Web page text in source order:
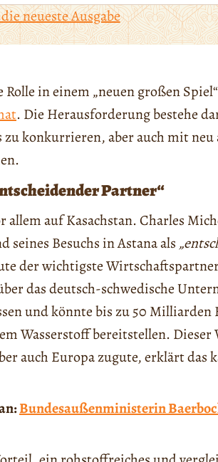
neueste Ausgabe
in einem „neuen großen
. Die Herausforderung bestehe
zu konkurrieren, aber auch mit
Partner“
allem auf Kasachstan. Charles
seines Besuchs in Astana als
der wichtigste
das deutsch-schwedische
und könnte bis zu 50
Wasserstoff bereitstellen. Dieser
auch Europa zugute, erklärt das
Bundesaußenministerin